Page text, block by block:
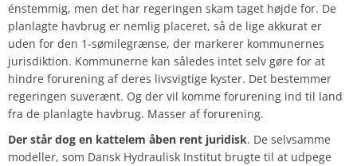
énstemmig, men det har regeringen skam taget højde for. De
planlagte havbrug er nemlig placeret, så de lige akkurat er
uden for den 1-sømilegrænse, der markerer kommunernes
jurisdiktion. Kommunerne kan således intet selv gøre for at
hindre forurening af deres livsvigtige kyster. Det bestemmer
regeringen suverænt. Og der vil komme forurening ind til land
fra de planlagte havbrug. Masser af forurening.
Der står dog en kattelem åben rent juridisk. De selvsamme
modeller, som Dansk Hydraulisk Institut brugte til at udpege